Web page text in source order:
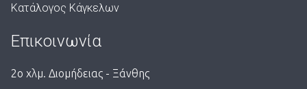
Κατάλογος Κάγκελων
Επικοινωνία
2ο χλμ. Διομήδειας - Ξάνθης